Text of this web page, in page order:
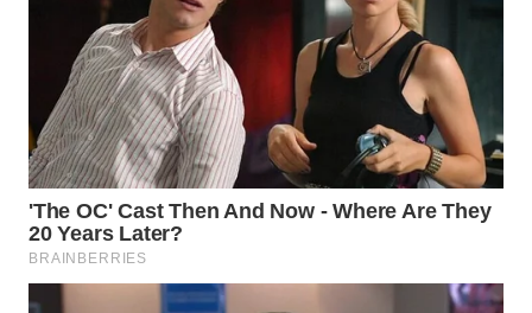
SUMEDANG
WN
CIANJUR
WN
KEPULAUAN
SERIBU